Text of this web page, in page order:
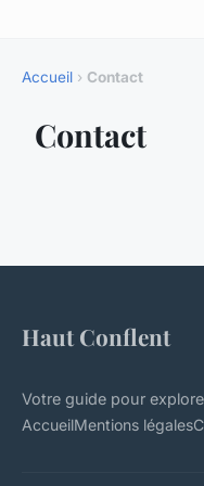
Accueil › Contact
Contact
Haut Conflent
Votre guide pour
AccueilMentions légales